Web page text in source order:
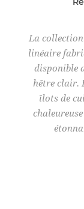
La
linéaire
disponible
hêtre clair.
îlots de